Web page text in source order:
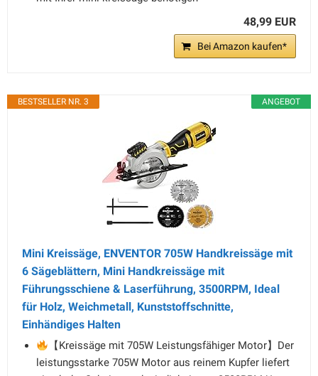
48,99 EUR
Bei Amazon kaufen*
ANGEBOT
BESTSELLER NR. 3
Mini Kreissäge, ENVENTOR 705W Handkreissäge mit
6 Sägeblättern, Mini Handkreissäge mit
Führungsschiene & Laserführung, 3500RPM, Ideal
für Holz, Weichmetall, Kunststoffschnitte,
Einhändiges Halten
【Kreissäge mit 705W Leistungsfähiger Motor】Der
leistungsstarke 705W Motor aus reinem Kupfer liefert